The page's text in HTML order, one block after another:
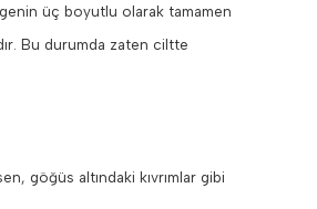
üç boyutlu olarak tamamen
Bu durumda zaten ciltte
göğüs altındaki kıvrımlar gibi